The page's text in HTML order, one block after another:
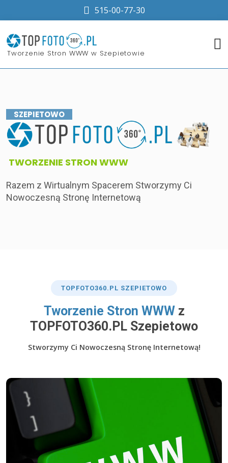
515-00-77-30
​Tworzenie Stron WWW w Szepietowie
SZEPIETOWO
​TWORZENIE STRON WWW
Razem z Wirtualnym Spacerem Stworzymy Ci
Nowoczesną Stronę Internetową
TOP FOTO360.PL SZEPIETOWO
​Tworzenie Stron WWWz
TOPFOTO360.PL Szepietowo
Stworzymy Ci Nowoczesną Stronę Internetową!